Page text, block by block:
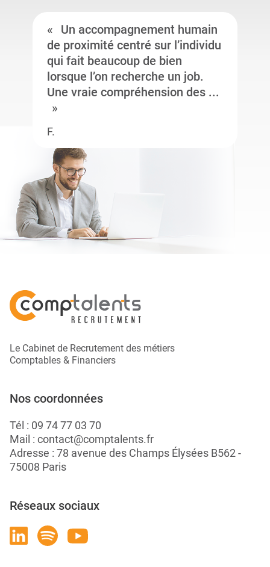
Un accompagnement humain
de proximité centré sur l’individu
qui fait beaucoup de bien
lorsque l’on recherche un job.
Une vraie compréhension des ...
F.
Le Cabinet de Recrutement des métiers
Comptables & Financiers
Nos coordonnées
Tél : 09 74 77 03 70
Mail : contact@comptalents.fr
Adresse : 78 avenue des Champs Élysées B562 -
75008 Paris
Réseaux sociaux